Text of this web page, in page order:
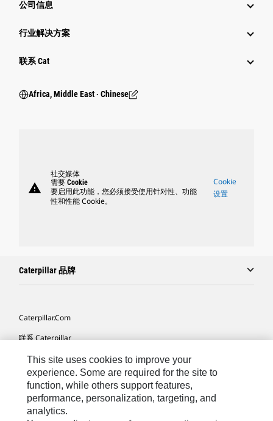
公司信息
行业解决方案
行业
联系 Cat
Africa, Middle East ‧ Chinese
warning
社交媒体
需要 Cookie
要启用此功能，您必须接受使用针对性、功能
性和性能 Cookie。
Cookie
设置
Caterpillar 品牌
Caterpillar.com
联系 Caterpillar
我的营销首选项
站点地图
Cookie Settings
法律
This site uses cookies to improve your
experience. Some are required for the site to
function, while others support features,
performance, personalization, targeting, and
analytics.